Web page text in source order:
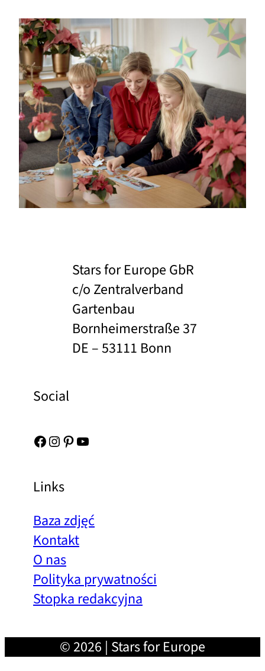
Stars for Europe GbR
c/o Zentralverband
Gartenbau
Bornheimerstraße 37
DE – 53111 Bonn
Social
Facebook Instagram Pinterest YouTube
Links
Baza zdjęć
Kontakt
O nas
Polityka prywatności
Stopka redakcyjna
© 2026 | Stars for Europe